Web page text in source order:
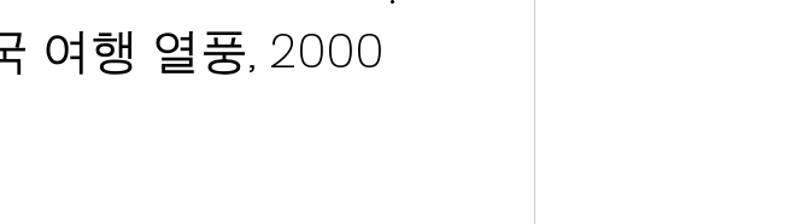
여행 열풍, 2000